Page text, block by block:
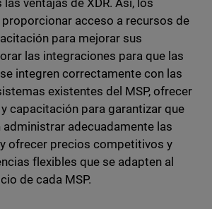
ventajas de XDR. Así, los
acceso a recursos de
para mejorar sus
las integraciones para que las
integren correctamente con las
existentes del MSP, ofrecer
capacitación para garantizar que
administrar adecuadamente las
ofrecer precios competitivos y
flexibles que se adapten al
de cada MSP.